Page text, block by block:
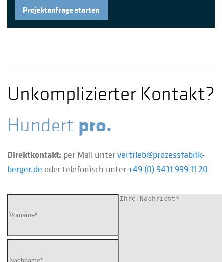
Projektanfrage starten
Unkomplizierter Kontakt?
Hundert pro.
Direktkontakt: per Mail untervertrieb@prozessfabrik-
berger.de oder telefonisch unter +49 (0) 9431 999 11 20